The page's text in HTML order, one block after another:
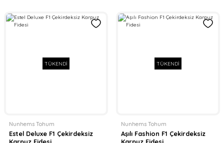
TÜKENDİ
Nunhems Tohum
Estel Deluxe F1 Çekirdeksiz
TÜKENDİ
Nunhems Tohum
Aşılı Fashion F1 Çekirdeksiz